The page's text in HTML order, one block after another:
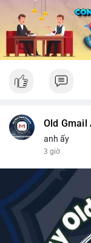
Old Gmail
anh ấy
3 giờ